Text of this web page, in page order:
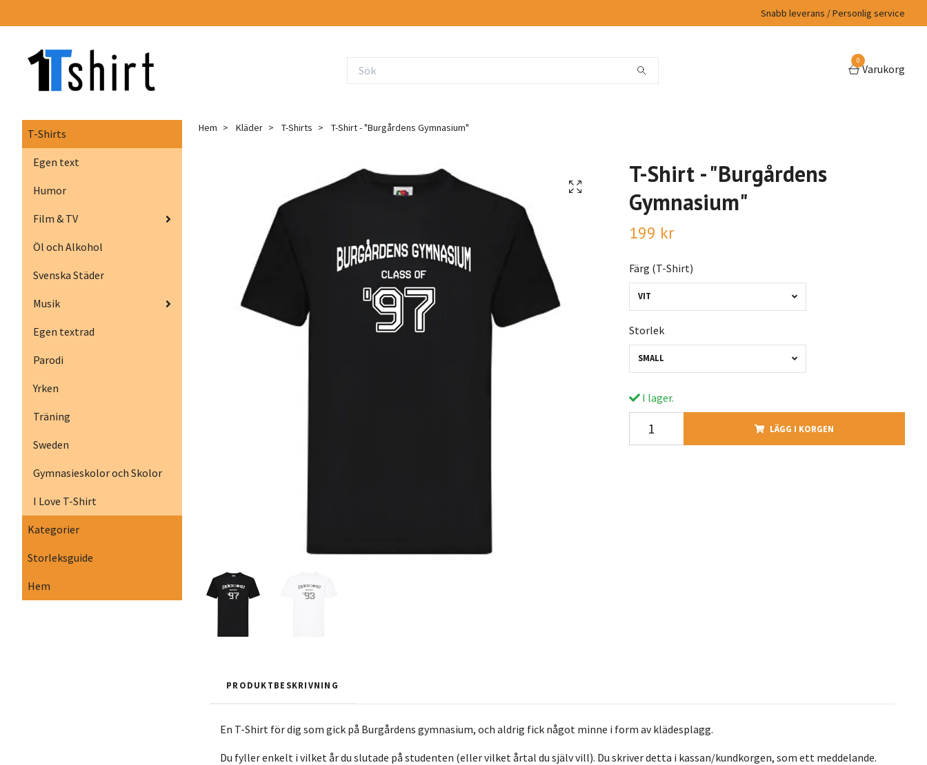
Snabb leverans / Personlig service
0
Varukorg
T-Shirts
Egen text
Humor
Film & TV
Öl och Alkohol
Svenska Städer
Musik
Egen textrad
Parodi
Yrken
Träning
Sweden
Gymnasieskolor och Skolor
I Love T-Shirt
Kategorier
Storleksguide
Hem
Hem Kläder T-Shirts T-Shirt - "Burgårdens Gymnasium"
T-Shirt - "Burgårdens
Gymnasium"
199 kr
Färg (T-Shirt)
VIT
Storlek
SMALL
I lager.
LÄGG I KORGEN
PRODUKTBESKRIVNING
En T-Shirt för dig som gick på Burgårdens gymnasium, och aldrig fick något minne i form av klädesplagg.
Du fyller enkelt i vilket år du slutade på studenten (eller vilket årtal du själv vill). Du skriver detta i kassan/kundkorgen, som ett meddelande.